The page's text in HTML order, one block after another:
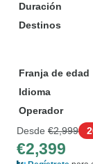
Duración
Destinos
Franja de edad
Idioma
Operador
Desde €2,999
€2,399